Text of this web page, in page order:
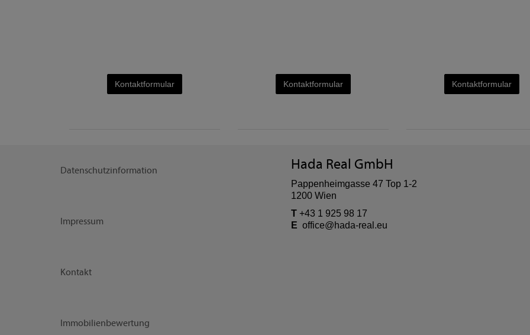
Kontaktformular Kontaktformular Kontaktformular
Datenschutzinformation
Impressum
Kontakt
Immobilienbewertung
Hada Real GmbH
Pappenheimgasse 47 Top 1-2
1200 Wien
T +43 1 925 98 17
E office@hada-real.eu